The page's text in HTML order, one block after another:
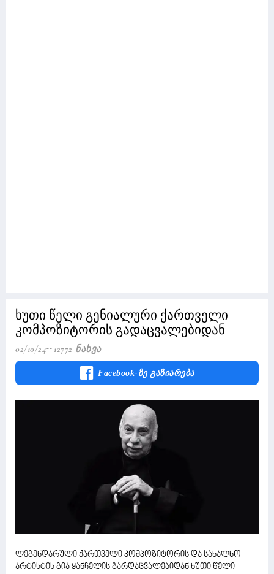
ხუთი წელი გენიალური ქართველი
კომპოზიტორის გადაცვალებიდან
02/10/24 12772 Ნახვა
Facebook-Ზე Გაზიარება
ლეგენდარული ქართველი კომპოზიტორის და სახალხო
არტისტის გია ყანჩელის გარდაცვალებიდან ხუთი წელი